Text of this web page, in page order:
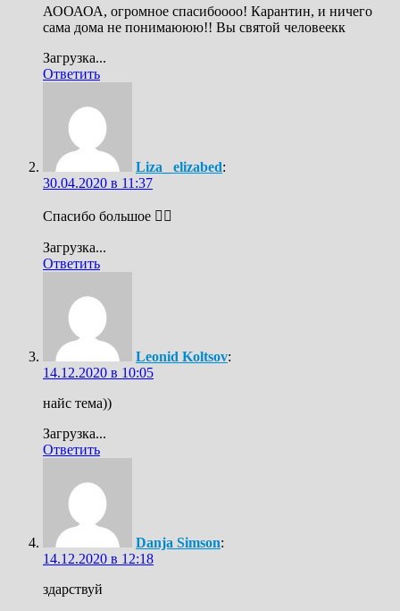
АООАОА, огромное спасибоооо! Карантин, и ничего
сама дома не понимаююю!! Вы святой человеекк
Загрузка...
Ответить
Liza_ elizabed:
30.04.2020 в 11:37
Спасибо большое 👍🏻
Загрузка...
Ответить
Leonid Koltsov:
14.12.2020 в 10:05
найс тема))
Загрузка...
Ответить
Danja Simson:
14.12.2020 в 12:18
здарствуй